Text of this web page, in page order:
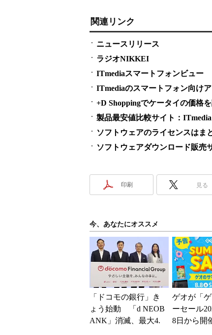
関連リンク
ニュースリリース
ラジオNIKKEI
ITmediaスマートフォンビュー
ITmediaのスマートフォン向け
+D Shoppingでケータイの価格
製品最安値比較サイト：
ソフトウェアのライセンスは
ソフトウェアダウンロード販売
印刷 見る
今、あなたにオススメ
「ドコモの銀行」き
ょう始動 「d NEOB
ANK」消滅、最大4.
ゲオが「
ーセール
8日から開